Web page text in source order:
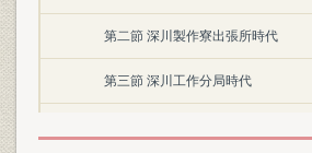
第二節 深川製作寮出張所時代
第三節 深川工作分局時代